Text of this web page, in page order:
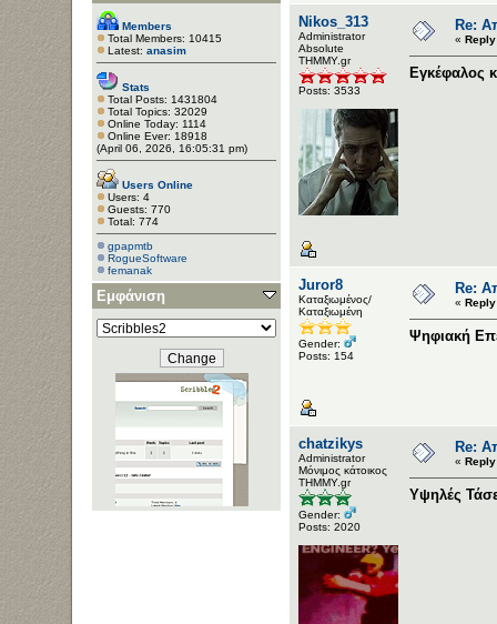
Members
Total Members: 10415
Latest: anasim
Stats
Total Posts: 1431804
Total Topics: 32029
Online Today: 1114
Online Ever: 18918
(April 06, 2026, 16:05:31 pm)
Users Online
Users: 4
Guests: 770
Total: 774
gpapmtb
RogueSoftware
femanak
Εμφάνιση
Nikos_313
Administrator
Αbsolute
ΤΗΜΜΥ.gr
Posts: 3533
Re:
«
Εγκέφαλος
Juror8
Καταξιωμένος/
Καταξιωμένη
Gender:
Posts: 154
Re:
«
Ψηφιακή
chatzikys
Administrator
Μόνιμος κάτοικος
ΤΗΜΜΥ.gr
Gender:
Posts: 2020
Re:
«
Υψηλές